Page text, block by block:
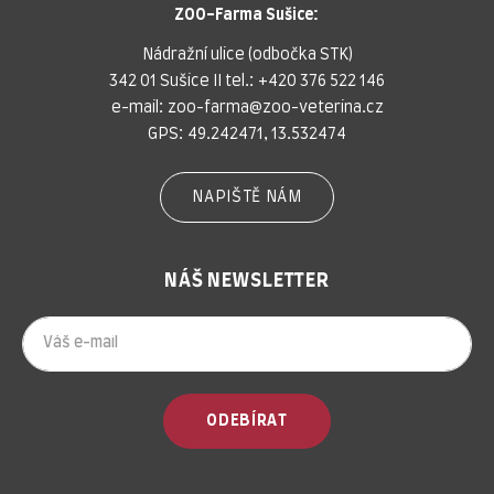
ZOO-Farma Sušice:
Nádražní ulice (odbočka STK)
342 01 Sušice II tel.: +420 376 522 146
e-mail: zoo-farma@zoo-veterina.cz
GPS: 49.242471, 13.532474
NAPIŠTĚ NÁM
NÁŠ NEWSLETTER
ODEBÍRAT